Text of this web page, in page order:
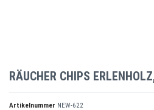
RÄUCHER CHIPS
Artikelnummer NEW-622